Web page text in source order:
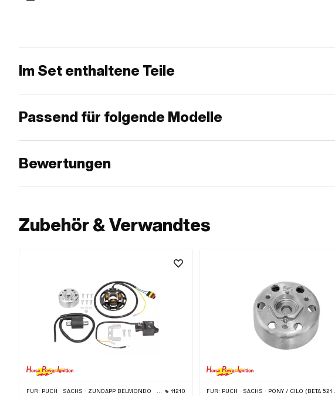
Im Set enthaltene Teile
Passend für folgende Modelle
Bewertungen
Zubehör & Verwandtes
FÜR: PUCH · SACHS · ZÜNDAPP BELMONDO · TOMOS · DKW · HERCULES · KREIDLER · ZÜNDAPP · KTM · RIXE 11210 FÜR: PUCH · SACHS · PONY / CILO (BETA 521 & 512) · ZÜNDAPP BELMONDO · DKW · HERCULES · KREIDLER · ZÜNDAPP · KTM · RIXE